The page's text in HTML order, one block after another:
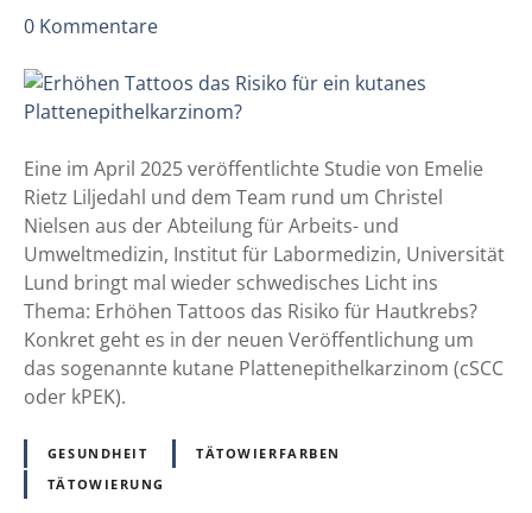
i
s
c
h
e
A
u
f
n
a
h
m
e
P
h
a
t
o
o
e
n
t
f
e
r
g
0 Kommentarez
E
r
ö
h
e
n
T
a
t
t
d
Eine im April 2025 veröffentlichte Studie von Emelie
Rietz Liljedahl und dem Team rund um Christel
Nielsen aus der Abteilung für Arbeits- und
Umweltmedizin, Institut für Labormedizin, Universität
Lund bringt mal wieder schwedisches Licht ins
Thema: Erhöhen Tattoos das Risiko für Hautkrebs?
Konkret geht es in der neuen Veröffentlichung um
das sogenannte kutane Plattenepithelkarzinom (cSCC
oder kPEK).
GESUNDHEIT
TÄTOWIERFARBEN
TÄTOWIERUNG